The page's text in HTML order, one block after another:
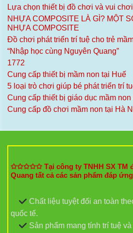
Lựa chọn thiết bị đồ chơi và vui
NHỰA COMPOSITE LÀ GÌ? MỘT
NHỰA COMPOSITE
Đồ chơi phát triển trí tuệ cho trẻ
“Nhập học cùng Nguyên Quang”
1772
Cung cấp thiết bị mầm non tại Huế
5 loại trò chơi giúp bé phát triển trí
Cung cấp thiết bị giáo dục mầm
Cung cấp đồ chơi mầm non tại Hà
✩✩✩✩✩ Tại công ty TNHH SX TM
Quang tất cả các sản phẩm đáp
Chất liệu tuyệt đối an toàn
quốc tế.
Sản phẩm mang tính trí tuệ